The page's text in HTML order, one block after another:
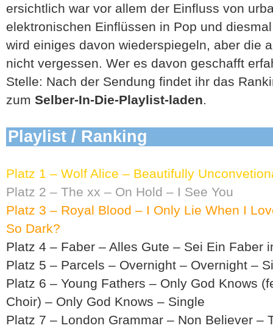
ersichtlich war vor allem der Einfluss von
elektronischen Einflüssen in Pop und
wird einiges davon wiederspiegeln, aber die
nicht vergessen. Wer es davon geschafft
Stelle: Nach der Sendung findet ihr das
zum Selber-In-Die-Playlist-laden.
Playlist / Ranking
Platz 1 – Wolf Alice – Beautifully
Platz 2 – The xx – On Hold – I See You
Platz 3 – Royal Blood – I Only Lie When I
So Dark?
Platz 4 – Faber – Alles Gute – Sei Ein Faber
Platz 5 – Parcels – Overnight – Overnight –
Platz 6 – Young Fathers – Only God Knows
Choir) – Only God Knows – Single
Platz 7 – London Grammar – Non Believer –